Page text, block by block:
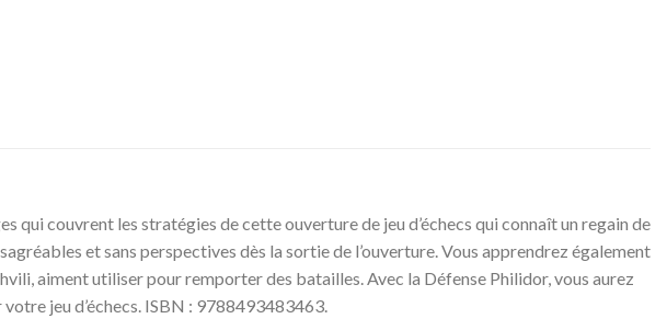
couvrent les stratégies de cette ouverture de jeu d’échecs qui connaît un regain de
et sans perspectives dès la sortie de l’ouverture. Vous apprendrez également
aiment utiliser pour remporter des batailles. Avec la Défense Philidor, vous aurez
jeu d’échecs. ISBN : 9788493483463.